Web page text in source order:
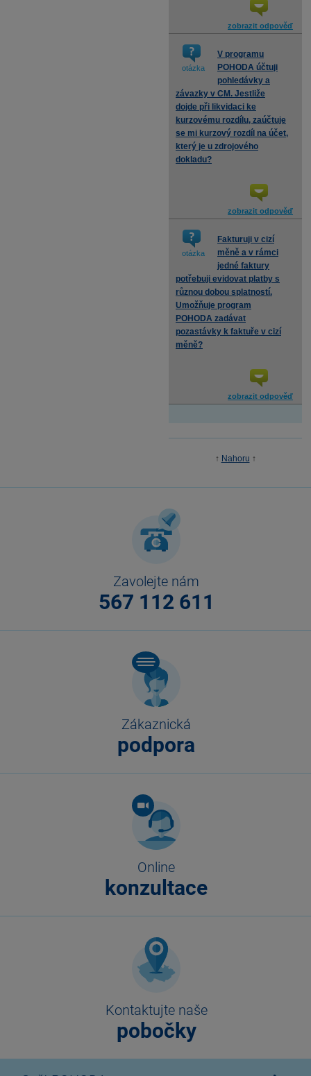
zobrazit odpověď
otázka
V programu
POHODA účtuji
pohledávky a
závazky v CM. Jestliže
dojde při likvidaci ke
kurzovému rozdílu, zaúčtuje
se mi kurzový rozdíl na účet,
který je u zdrojového
dokladu?
zobrazit odpověď
otázka
Fakturuji v cizí
měně a v rámci
jedné faktury
potřebuji evidovat platby s
různou dobou splatností.
Umožňuje program
POHODA zadávat
pozastávky k faktuře v cizí
měně?
zobrazit odpověď
↑ Nahoru ↑
Zavolejte nám
567 112 611
Zákaznická
podpora
Online
konzultace
Kontaktujte naše
pobočky